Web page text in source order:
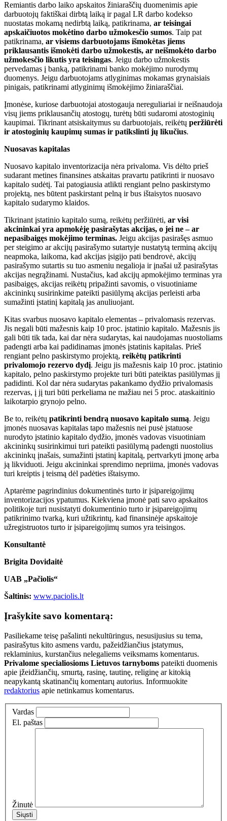
Remiantis darbo laiko apskaitos žiniaraščių duomenimis apie
darbuotojų faktiškai dirbtą laiką ir pagal LR darbo kodekso
nuostatas mokamą nedirbtą laiką, patikrinama, ar teisingai
apskaičiuotos mokėtino darbo užmokesčio sumos. Taip pat
patikrinama, ar visiems darbuotojams išmokėtas jiems
priklausantis išmokėti darbo užmokestis, ar neišmokėto darbo
užmokesčio likutis yra teisingas. Jeigu darbo užmokestis
pervedamas į banką, patikrinami banko mokėjimo nurodymų
duomenys. Jeigu darbuotojams atlyginimas mokamas grynaisiais
pinigais, patikrinami atlyginimų išmokėjimo žiniaraščiai.
Įmonėse, kuriose darbuotojai atostogauja nereguliariai ir neišnaudoja
visų jiems priklausančių atostogų, turėtų būti sudaromi atostoginių
kaupimai. Tikrinant atsiskaitymus su darbuotojais, reikėtų peržiūrėti
ir atostoginių kaupimų sumas ir patikslinti jų likučius.
Nuosavas kapitalas
Nuosavo kapitalo inventorizacija nėra privaloma. Vis dėlto prieš
sudarant metines finansines atskaitas pravartu patikrinti ir nuosavo
kapitalo sudėtį. Tai patogiausia atlikti rengiant pelno paskirstymo
projektą, nes būtent paskirstant pelną ir bus ištaisytos nuosavo
kapitalo sudarymo klaidos.
Tikrinant įstatinio kapitalo sumą, reikėtų peržiūrėti, ar visi
akcininkai yra apmokėję pasirašytas akcijas, o jei ne – ar
nepasibaigęs mokėjimo terminas. Jeigu akcijas pasirašęs asmuo
per steigimo ar akcijų pasirašymo sutartyje nustatytą terminą akcijų
neapmoka, laikoma, kad akcijas įsigijo pati bendrovė, akcijų
pasirašymo sutartis su tuo asmeniu negalioja ir įnašai už pasirašytas
akcijas negrąžinami. Nustačius, kad akcijų apmokėjimo terminas yra
pasibaigęs, akcijas reikėtų pripažinti savomis, o visuotiniame
akcininkų susirinkime pateikti pasiūlymą akcijas perleisti arba
sumažinti įstatinį kapitalą jas anuliuojant.
Kitas svarbus nuosavo kapitalo elementas – privalomasis rezervas.
Jis negali būti mažesnis kaip 10 proc. įstatinio kapitalo. Mažesnis jis
gali būti tik tada, kai dar nėra sudarytas, kai naudojamas nuostoliams
padengti arba kai padidinamas įmonės įstatinis kapitalas. Prieš
rengiant pelno paskirstymo projektą, reikėtų patikrinti
privalomojo rezervo dydį. Jeigu jis mažesnis kaip 10 proc. įstatinio
kapitalo, pelno paskirstymo projekte turi būti pateiktas pasiūlymas jį
padidinti. Kol dar nėra sudarytas pakankamo dydžio privalomasis
rezervas, į jį turi būti perkeliama ne mažiau nei 5 proc. ataskaitinio
laikotarpio grynojo pelno.
Be to, reikėtų patikrinti bendrą nuosavo kapitalo sumą. Jeigu
įmonės nuosavas kapitalas tapo mažesnis nei pusė įstatuose
nurodyto įstatinio kapitalo dydžio, įmonės vadovas visuotiniam
akcininkų susirinkimui turi pateikti pasiūlymą padengti nuostolius
akcininkų įnašais, sumažinti įstatinį kapitalą, pertvarkyti įmonę arba
ją likviduoti. Jeigu akcininkai sprendimo nepriima, įmonės vadovas
turi kreiptis į teismą dėl padėties ištaisymo.
Aptarėme pagrindinius dokumentinės turto ir įsipareigojimų
inventorizacijos ypatumus. Kiekviena įmonė pati savo apskaitos
politikoje turi nusistatyti dokumentinio turto ir įsipareigojimų
patikrinimo tvarką, kuri užtikrintų, kad finansinėje apskaitoje
užregistruotos turto ir įsipareigojimų sumos yra teisingos.
Konsultantė
Brigita Dovidaitė
UAB „Pačiolis“
Šaltinis: www.paciolis.lt
Įrašykite savo komentarą:
Pasiliekame teisę pašalinti nekultūringus, nesusijusius su tema,
pasirašytus kito asmens vardu, pažeidžiančius įstatymus,
reklaminius, kurstančius nelegaliems veiksmams komentarus.
Privalome specialiosioms Lietuvos tarnyboms pateikti duomenis
apie įžeidžiančių, smurtą, rasinę, tautinę, religinę ar kitokią
neapykantą skatinančių komentarų autorius. Informuokite
redaktorius apie netinkamus komentarus.
Vardas
El. paštas
Žinutė